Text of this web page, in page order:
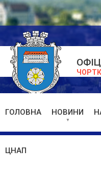
ГОЛОВНА НОВИНИ
ЦНАП